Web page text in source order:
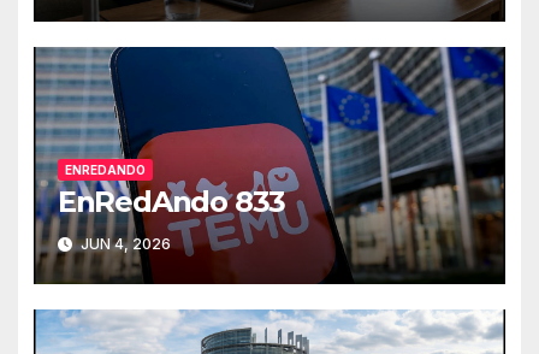
ENREDANDO
EnRedAndo 833
JUN 4, 2026